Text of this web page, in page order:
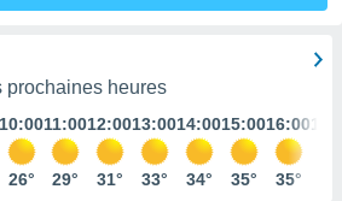
heures
10:00
26°
11:00
29°
12:00
31°
13:00
33°
14:00
34°
15:00
35°
16:00
35°